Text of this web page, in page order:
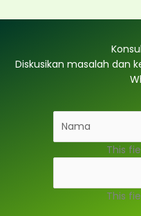
h
Diskusikan masalah dan
This
This